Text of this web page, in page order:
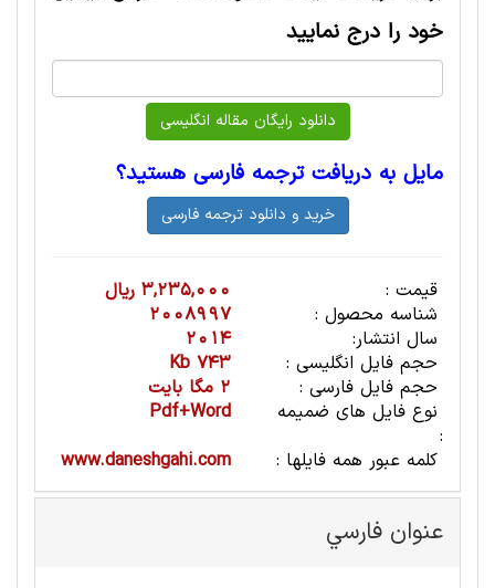
خود را درج نمایید
مایل به دریافت ترجمه فارسی هستید؟
قیمت :
3,235,000 ریال
شناسه محصول :
2008997
سال انتشار:
2014
حجم فایل انگلیسی :
743 Kb
حجم فایل فارسی :
2 مگا بایت
نوع فایل های ضمیمه
:
Pdf+Word
کلمه عبور همه فایلها :
www.daneshgahi.com
عنوان فارسي